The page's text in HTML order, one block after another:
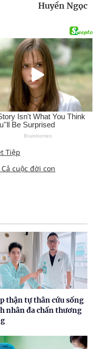
Huyền Ngọc
Tiệp
cuộc đời con
thận tự thân cứu sống
nhân đa chấn thương